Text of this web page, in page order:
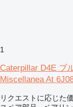
1
Caterpillar D4E ブ
Miscellanea At
リクエストに応じた